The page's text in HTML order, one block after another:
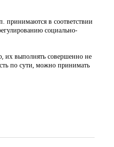
принимаются в соответствии
социально-
их выполнять совершенно не
по сути, можно принимать